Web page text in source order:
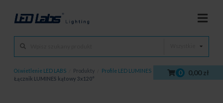
0 0,00 zł
Oświetlenie LED LABS Produkty Profile LED LUMINES Akcesoria
Łącznik LUMINES kątowy 3x120°